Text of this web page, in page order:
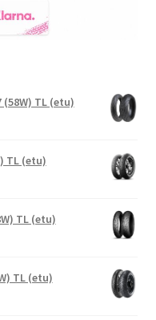
(58W) TL (etu)
TL (etu)
TL (etu)
TL (etu)